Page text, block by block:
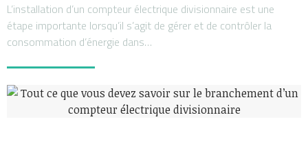
L’installation d’un compteur électrique divisionnaire est une
étape importante lorsqu’il s’agit de gérer et de contrôler la
consommation d’énergie dans…